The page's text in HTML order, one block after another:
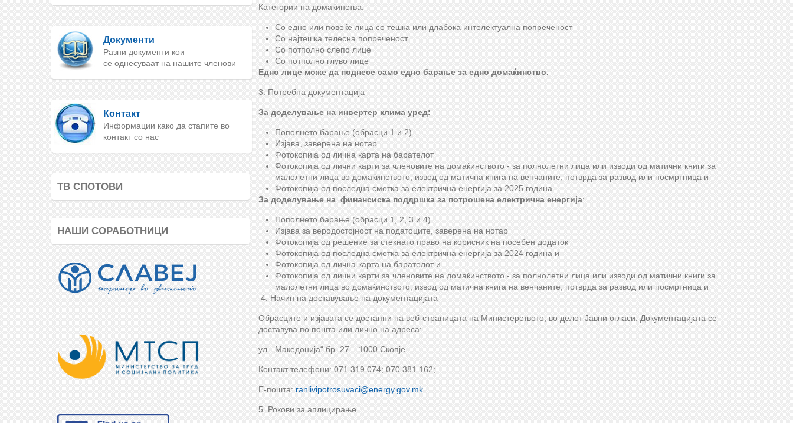
Документи
Разни документи кои
се однесуваат на нашите членови
Контакт
Информации како да стапите во
контакт со нас
ТВ СПОТОВИ
НАШИ СОРАБОТНИЦИ
Категории на домаќинства:
Со едно или повеќе лица со тешка или длабока интелектуална попреченост
Со најтешка телесна попреченост
Со потполно слепо лице
Со потполно глуво лице
Едно лице може да поднесе само едно барање за едно домаќинство.
3. Потребна документација
За доделување на инвертер клима уред:
Пополнетo барањe (обрасци 1 и 2)
Изјава, заверена на нотар
Фотокопија од лична карта на барателот
Фотокопија од лични карти за членовите на домаќинството - за полнолетни лица или изводи од матични книги за
малолетни лица во домаќинството, извод од матична книга на венчаните, потврда за развод или посмртница и
Фотокопија од последна сметка за електрична енергија за 2025 година
За доделување на финансиска поддршка за потрошена електрична енергија:
Пополнето барање (обрасци 1, 2, 3 и 4)
Изјава за веродостојност на податоците, заверена на нотар
Фотокопија од решение за стекнато право на корисник на посебен додаток
Фотокопија од последна сметка за електрична енергија за 2024 година и
Фотокопија од лична карта на барателот и
Фотокопија од лични карти за членовите на домаќинството - за полнолетни лица или изводи од матични книги за
малолетни лица во домаќинството, извод од матична книга на венчаните, потврда за развод или посмртница и
4. Начин на доставување на документацијата
Обрасците и изјавата се достапни на веб-страницата на Министерството, во делот Јавни огласи. Документацијата се
доставува по пошта или лично на адреса:
ул. „Македонија“ бр. 27 – 1000 Скопје.
Контакт телефони: 071 319 074; 070 381 162;
Е-пошта: ranlivipotrosuvaci@energy.gov.mk
5. Рокови за аплицирање